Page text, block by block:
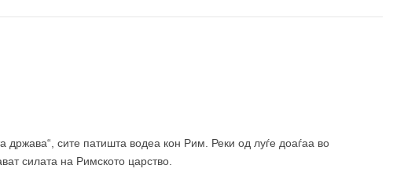
сите патишта водеа кон Рим. Реки од луѓе доаѓаа во
силата на Римското царство.